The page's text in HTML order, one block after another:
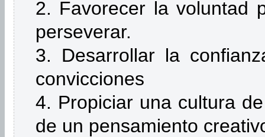
2. Favorecer la voluntad
perseverar.
3. Desarrollar la
convicciones
4. Propiciar una cultura
de un pensamiento